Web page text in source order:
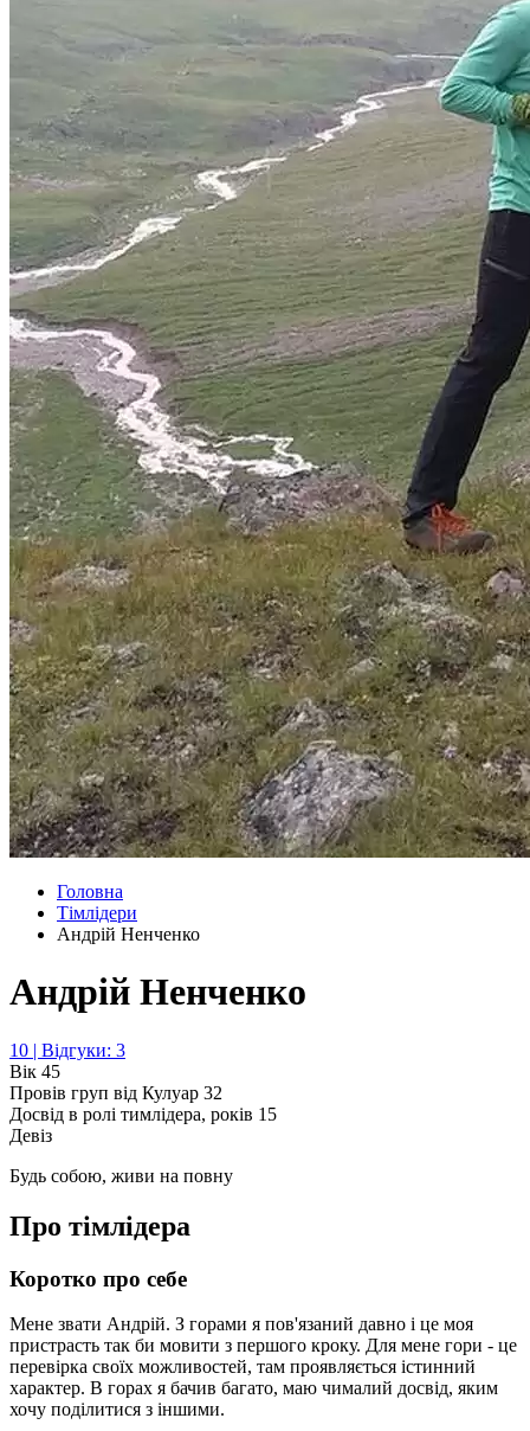
Головна
Тімлідери
Андрій Ненченко
Андрій Ненченко
10 | Відгуки: 3
Вік 45
Провів груп від Кулуар 32
Досвід в ролі тимлідера, років 15
Девіз
Будь собою, живи на повну
Про тімлідера
Коротко про себе
​Мене звати Андрій. З горами я пов'язаний давно і це моя
пристрасть так би мовити з першого кроку. Для мене гори - це
перевірка своїх можливостей, там проявляється істинний
характер. В горах я бачив багато, маю чималий досвід, яким
хочу поділитися з іншими.